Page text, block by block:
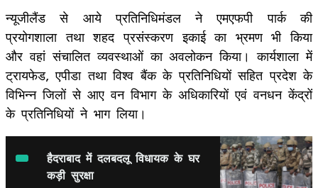
न्यूजीलैंड से आये प्रतिनिधिमंडल ने एमएफपी पार्क की
प्रयोगशाला तथा शहद प्रसंस्करण इकाई का भ्रमण भी किया
और वहां संचालित व्यवस्थाओं का अवलोकन किया। कार्यशाला में
ट्रायफेड, एपीडा तथा विश्व बैंक के प्रतिनिधियों सहित प्रदेश के
विभिन्न जिलों से आए वन विभाग के अधिकारियों एवं वनधन केंद्रों
के प्रतिनिधियों ने भाग लिया।
हैदराबाद में दलबदलू विधायक के घर
कड़ी सुरक्षा